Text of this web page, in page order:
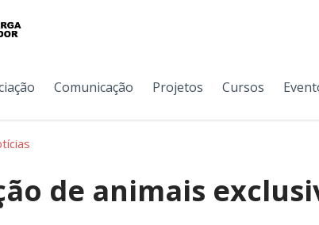
Comunicação Projetos Cursos
de animais